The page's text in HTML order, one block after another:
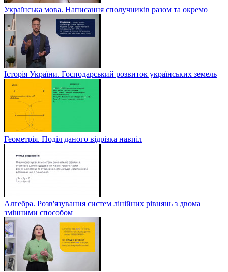
Українська мова. Написання сполучників разом та окремо
Історія України. Господарський розвиток українських земель
Геометрія. Поділ даного відрізка навпіл
Алгебра. Розв'язування систем лінійних рівнянь з двома
змінними способом